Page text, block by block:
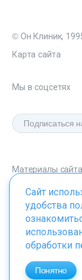
© Он Клиник,
Карта сайта
Мы в соцсетях
Материалы
onclinic.ru
ИМЕЮТСЯ
Сайт
удобства
обработки
Понятно